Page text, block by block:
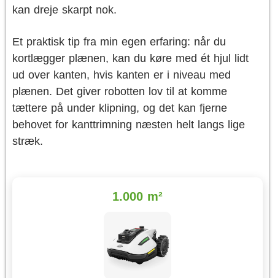
kan dreje skarpt nok.
Et praktisk tip fra min egen erfaring: når du
kortlægger plænen, kan du køre med ét hjul lidt
ud over kanten, hvis kanten er i niveau med
plænen. Det giver robotten lov til at komme
tættere på under klipning, og det kan fjerne
behovet for kanttrimning næsten helt langs lige
stræk.
1.000 m²